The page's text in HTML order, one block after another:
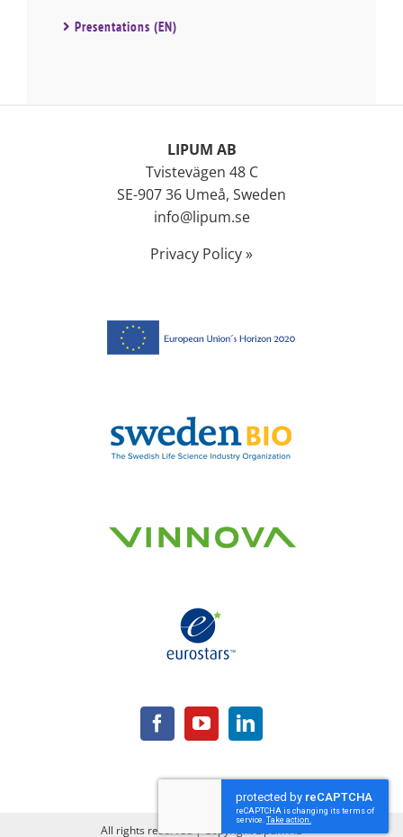
Presentations (EN)
LIPUM AB
Tvistevägen 48 C
SE-907 36 Umeå, Sweden
info@lipum.se
Privacy Policy »
All rights reserved | Copyright Lipum AB